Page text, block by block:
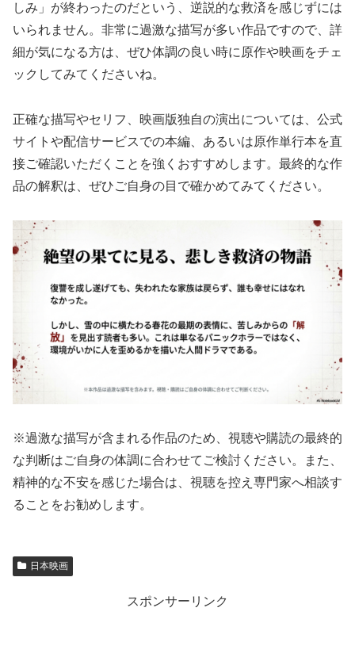
しみ」が終わったのだという、逆説的な救済を感じずには
いられません。非常に過激な描写が多い作品ですので、詳
細が気になる方は、ぜひ体調の良い時に原作や映画をチェ
ックしてみてくださいね。
正確な描写やセリフ、映画版独自の演出については、公式
サイトや配信サービスでの本編、あるいは原作単行本を直
接ご確認いただくことを強くおすすめします。最終的な作
品の解釈は、ぜひご自身の目で確かめてみてください。
※過激な描写が含まれる作品のため、視聴や購読の最終的
な判断はご自身の体調に合わせてご検討ください。また、
精神的な不安を感じた場合は、視聴を控え専門家へ相談す
ることをお勧めします。
日本映画
スポンサーリンク